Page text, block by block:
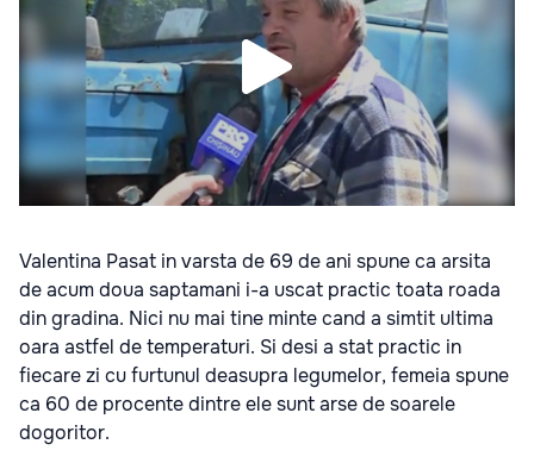
Valentina Pasat in varsta de 69 de ani spune ca arsita
de acum doua saptamani i-a uscat practic toata roada
din gradina. Nici nu mai tine minte cand a simtit ultima
oara astfel de temperaturi. Si desi a stat practic in
fiecare zi cu furtunul deasupra legumelor, femeia spune
ca 60 de procente dintre ele sunt arse de soarele
dogoritor.